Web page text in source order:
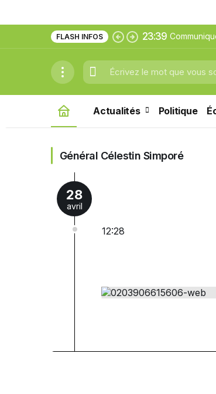
FLASH INFOS 23:39
générale de
Actualités Politique
Général Célestin Simporé
28
avril
12:28